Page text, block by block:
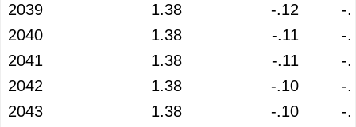
2039
1.38 -.12
-
2040
1.38 -.11
-
2041
1.38 -.11
-
2042
1.38 -.10
-
2043
1.38 -.10
-